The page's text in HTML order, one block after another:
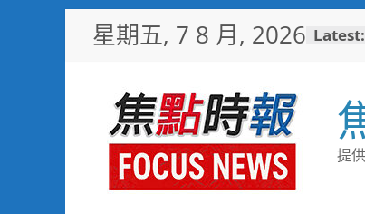
星期五, 7 8 月, 2026 Latest:
提